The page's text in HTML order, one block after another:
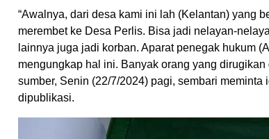
“Awalnya, dari desa kami ini lah (Kelantan) yang
merembet ke Desa Perlis. Bisa jadi nelayan-
lainnya juga jadi korban. Aparat penegak hukum
mengungkap hal ini. Banyak orang yang dirugikan
sumber, Senin (22/7/2024) pagi, sembari meminta
dipublikasi.